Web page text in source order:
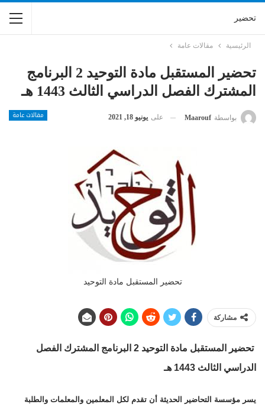
تحضير
الرئيسية مقالات عامة
تحضير المستقبل مادة التوحيد 2 البرنامج
المشترك الفصل الدراسي الثالث 1443 هـ
مقالات عامة بواسطة Maarouf على يونيو 18, 2021
تحضير المستقبل مادة التوحيد
مشاركة
تحضير المستقبل مادة التوحيد 2 البرنامج المشترك الفصل
الدراسي الثالث 1443 هـ
يسر مؤسسة التحاضير الحديثة أن تقدم لكل المعلمين والمعلمات والطلبة